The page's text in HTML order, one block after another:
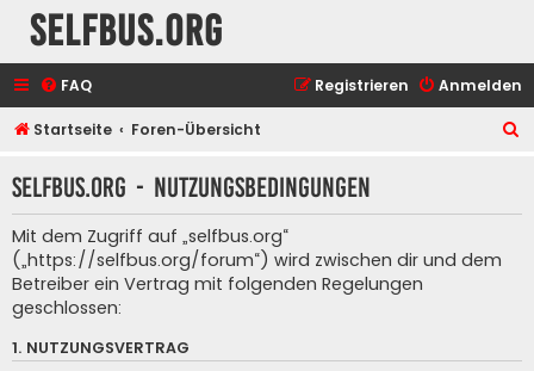
selfbus.org
FAQ Anmelden
Registrieren
Startseite Foren-Übersicht
h
selfbus.org - Nutzungsbedingungen
Mit dem Zugriff auf „selfbus.org“
(„https://selfbus.org/forum“) wird zwischen dir und dem
Betreiber ein Vertrag mit folgenden Regelungen
geschlossen:
1. NUTZUNGSVERTRAG